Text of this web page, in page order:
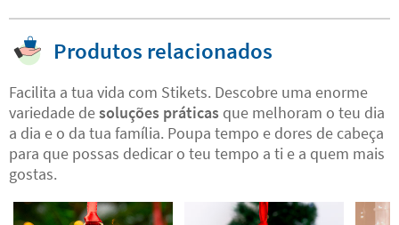
Produtos relacionados
Facilita a tua vida com Stikets. Descobre uma enorme
variedade desoluções práticas que melhoram o teu dia
a dia e o da tua família. Poupa tempo e dores de cabeça
para que possas dedicar o teu tempo a ti e a quem mais
gostas.